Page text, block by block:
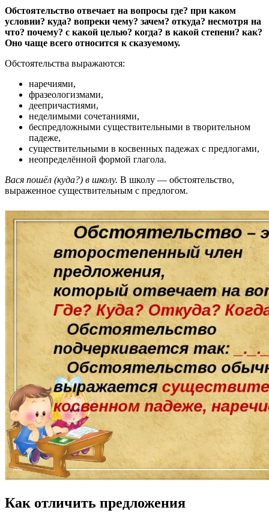
Обстоятельство отвечает на вопросы где? при каком
условии? куда? вопреки чему? зачем? откуда? несмотря на
что? почему? с какой целью? когда? в какой степени? как?
Оно чаще всего относится к сказуемому.
Обстоятельства выражаются:
наречиями,
фразеологизмами,
деепричастиями,
неделимыми сочетаниями,
беспредложными существительными в творительном
падеже,
существительными в косвенных падежах с предлогами,
неопределённой формой глагола.
Вася пошёл (куда?) в школу. В школу — обстоятельство,
выраженное существительным с предлогом.
Как отличить предложения